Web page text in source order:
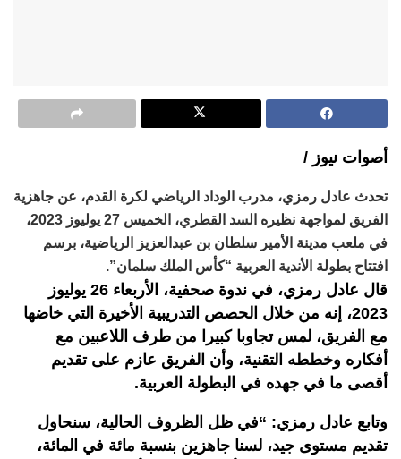
أصوات نيوز /
تحدث عادل رمزي، مدرب الوداد الرياضي لكرة القدم، عن جاهزية
الفريق لمواجهة نظيره السد القطري، الخميس 27 يوليوز 2023،
في ملعب مدينة الأمير سلطان بن عبدالعزيز الرياضية، برسم
افتتاح بطولة الأندية العربية “كأس الملك سلمان”.
قال عادل رمزي، في ندوة صحفية، الأربعاء 26 يوليوز
2023، إنه من خلال الحصص التدريبية الأخيرة التي خاضها
مع الفريق، لمس تجاوبا كبيرا من طرف اللاعبين مع
أفكاره وخططه التقنية، وأن الفريق عازم على تقديم
أقصى ما في جهده في البطولة العربية.
وتابع عادل رمزي: “في ظل الظروف الحالية، سنحاول
تقديم مستوى جيد، لسنا جاهزين بنسبة مائة في المائة،